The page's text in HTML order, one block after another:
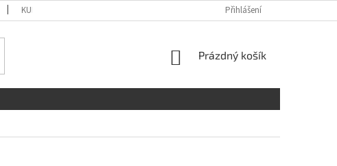
KURZOVNÍ MÍSTNOST Přihlášení
NÁKUPNÍ
Prázdný košík